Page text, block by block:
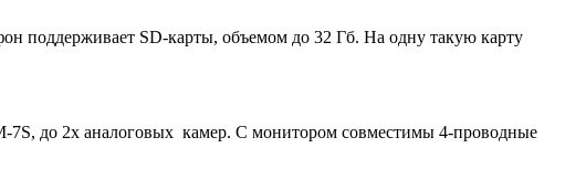
поддерживает SD-карты, объемом до 32 Гб. На одну такую карту
до 2х аналоговых камер. С монитором совместимы 4-проводные